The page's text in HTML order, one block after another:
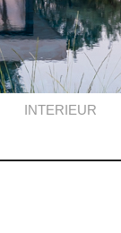
INTERIEUR